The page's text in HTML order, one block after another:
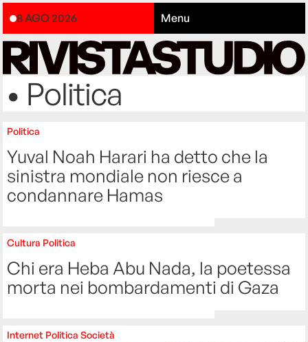
8 AGO 2026 Menu
• Politica
Politica
Yuval Noah Harari ha detto che la
sinistra mondiale non riesce a
condannare Hamas
Cultura Politica
Chi era Heba Abu Nada, la poetessa
morta nei bombardamenti di Gaza
Internet Politica Società